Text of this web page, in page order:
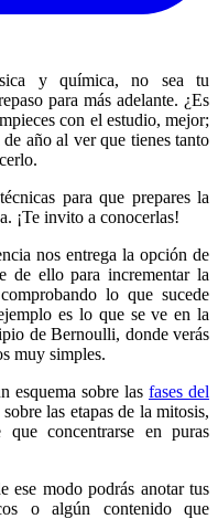
y química, no sea tu
para más adelante. ¿Es
con el estudio, mejor;
año al ver que tienes tanto
para que prepares la
¡Te invito a conocerlas!
nos entrega la opción de
de ello para incrementar la
lo que sucede
es lo que se ve en la
de Bernoulli, donde verás
muy simples.
esquema sobre las fases del
las etapas de la mitosis,
concentrarse en puras
ese modo podrás anotar tus
o algún contenido que